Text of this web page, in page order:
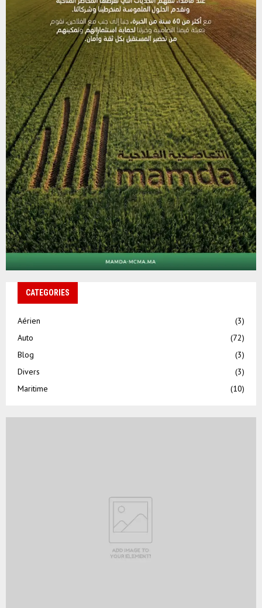
CATEGORIES
Aérien
(3)
Auto
(72)
Blog
(3)
Divers
(3)
Maritime
(10)